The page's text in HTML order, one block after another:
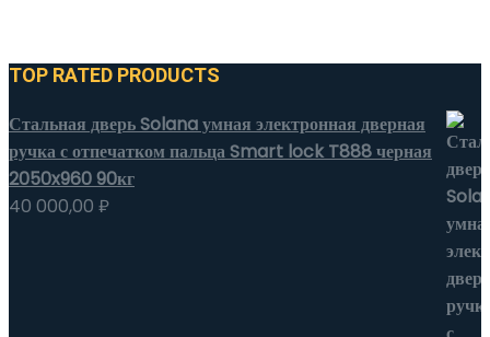
TOP RATED PRODUCTS
Стальная дверь Solana умная электронная дверная
ручка с отпечатком пальца Smart lock T888 черная
2050x960 90кг
40 000,00 ₽